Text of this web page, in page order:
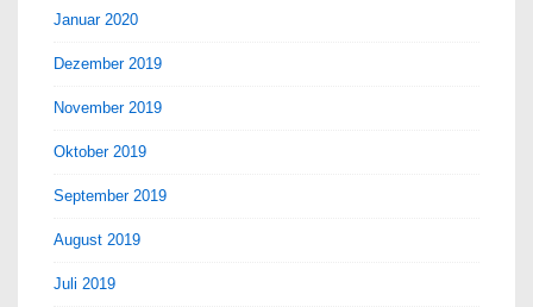
Januar 2020
Dezember 2019
November 2019
Oktober 2019
September 2019
August 2019
Juli 2019